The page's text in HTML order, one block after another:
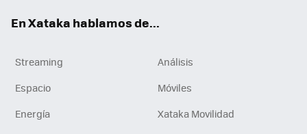
En Xataka hablamos de...
Streaming
Análisis
Espacio
Móviles
Energía
Xataka Movilidad